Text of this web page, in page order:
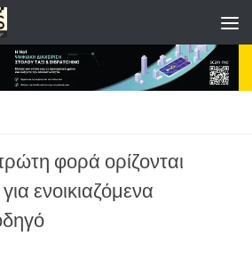
φορά ορίζονται
ενοικιαζόμενα